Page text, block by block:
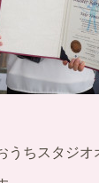
ちスタジオ